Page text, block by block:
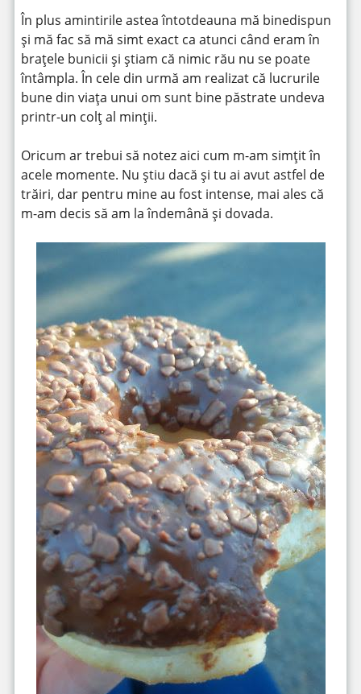
În plus amintirile astea întotdeauna mă binedispun
și mă fac să mă simt exact ca atunci când eram în
brațele bunicii și știam că nimic rău nu se poate
întâmpla. În cele din urmă am realizat că lucrurile
bune din viața unui om sunt bine păstrate undeva
printr-un colț al minții.
Oricum ar trebui să notez aici cum m-am simțit în
acele momente. Nu știu dacă și tu ai avut astfel de
trăiri, dar pentru mine au fost intense, mai ales că
m-am decis să am la îndemână și dovada.